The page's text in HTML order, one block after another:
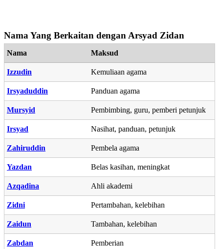
Nama Yang Berkaitan dengan Arsyad Zidan
Nama Maksud
Izzudin Kemuliaan agama
Irsyaduddin Panduan agama
Mursyid Pembimbing, guru, pemberi petunjuk
Irsyad Nasihat, panduan, petunjuk
Zahiruddin Pembela agama
Yazdan Belas kasihan, meningkat
Azqadina Ahli akademi
Zidni Pertambahan, kelebihan
Zaidun Tambahan, kelebihan
Zabdan Pemberian